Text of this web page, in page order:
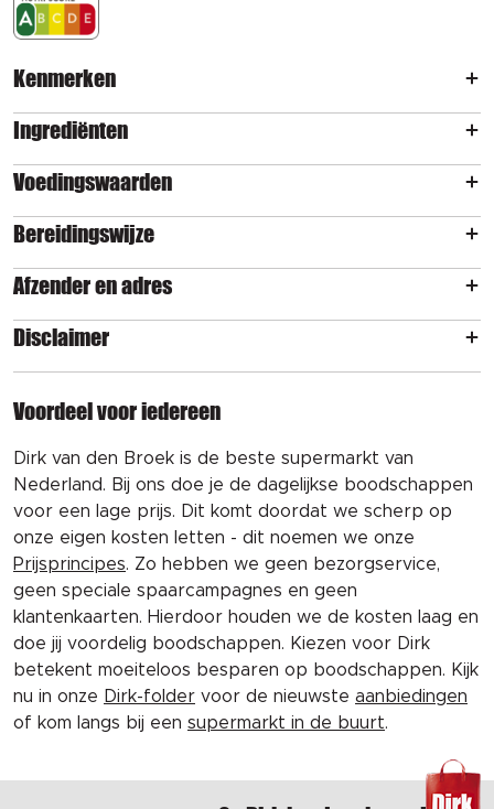
Kenmerken
Ingrediënten
Voedingswaarden
Bereidingswijze
Afzender en adres
Disclaimer
Voordeel voor iedereen
Dirk van den Broek is de beste supermarkt van
Nederland. Bij ons doe je de dagelijkse boodschappen
voor een lage prijs. Dit komt doordat we scherp op
onze eigen kosten letten - dit noemen we onze
Prijsprincipes. Zo hebben we geen bezorgservice,
geen speciale spaarcampagnes en geen
klantenkaarten. Hierdoor houden we de kosten laag en
doe jij voordelig boodschappen. Kiezen voor Dirk
betekent moeiteloos besparen op boodschappen. Kijk
nu in onze Dirk-folder voor de nieuwste aanbiedingen
of kom langs bij een supermarkt in de buurt.